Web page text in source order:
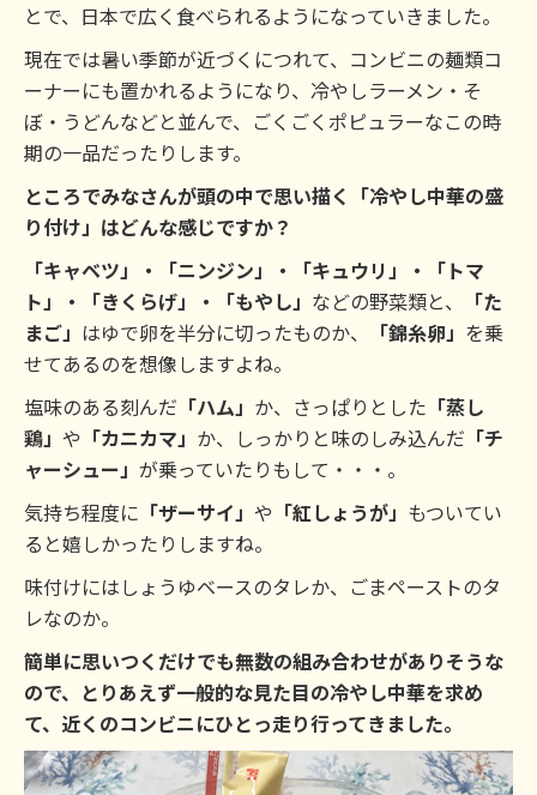
とで、日本で広く食べられるようになっていきました。
現在では暑い季節が近づくにつれて、コンビニの麺類コ
ーナーにも置かれるようになり、冷やしラーメン・そ
ぼ・うどんなどと並んで、ごくごくポピュラーなこの時
期の一品だったりします。
ところでみなさんが頭の中で思い描く「冷やし中華の盛
り付け」はどんな感じですか？
「キャベツ」・「ニンジン」・「キュウリ」・「トマ
ト」・「きくらげ」・「もやし」 などの野菜類と、
「た
まご」 はゆで卵を半分に切ったものか、 「錦糸卵」 を乗
せてあるのを想像しますよね。
塩味のある刻んだ 「ハム」 か、さっぱりとした 「蒸し
鶏」 や 「カニカマ」 か、しっかりと味のしみ込んだ 「チ
ャーシュー」 が乗っていたりもして・・・。
気持ち程度に 「ザーサイ」 や 「紅しょうが」 もついてい
ると嬉しかったりしますね。
味付けにはしょうゆベースのタレか、ごまペーストのタ
レなのか。
簡単に思いつくだけでも無数の組み合わせがありそうな
ので、とりあえず一般的な見た目の冷やし中華を求め
て、近くのコンビニにひとっ走り行ってきました。